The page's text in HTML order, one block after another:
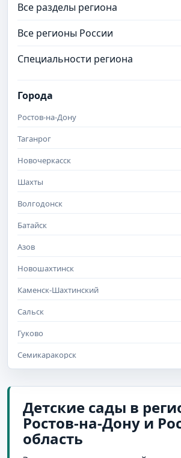
Все разделы региона
Все регионы России
Специальности региона
Города
Ростов-на-Дону
Таганрог
Новочеркасск
Шахты
Волгодонск
Батайск
Азов
Новошахтинск
Каменск-Шахтинский
Сальск
Гуково
Семикаракорск
Миллерово
Красный Сулин
Детские сады в
Ростов-на-Дону и
область